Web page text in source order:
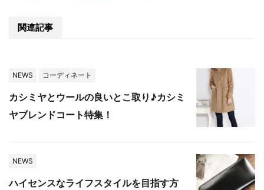
関連記事
NEWS コーディネート
カシミヤとウールの良いとこ取り♪カシミ
ヤブレンドコート特集！
NEWS
ハイセンスなライフスタイルを目指す方